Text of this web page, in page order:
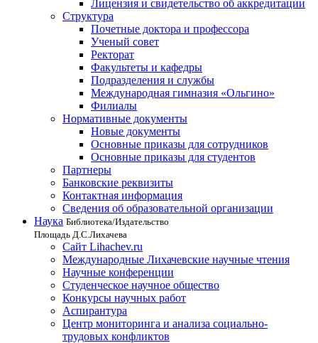
Лицензия и свидетельство об аккредитации
Структура
Почетные доктора и профессора
Ученый совет
Ректорат
Факультеты и кафедры
Подразделения и службы
Международная гимназия «Ольгино»
Филиалы
Нормативные документы
Новые документы
Основные приказы для сотрудников
Основные приказы для студентов
Партнеры
Банковские реквизиты
Контактная информация
Сведения об образовательной организации
Наука Библиотека/Издательство
Площадь Д.С.Лихачева
Сайт Lihachev.ru
Международные Лихачевские научные чтения
Научные конференции
Студенческое научное общество
Конкурсы научных работ
Аспирантура
Центр мониторинга и анализа социально-
трудовых конфликтов